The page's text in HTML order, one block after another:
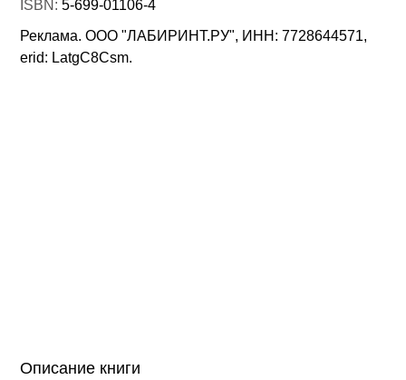
ISBN:5-699-01106-4
Реклама. ООО "ЛАБИРИНТ.РУ", ИНН: 7728644571,
erid: LatgC8Csm.
Описание книги